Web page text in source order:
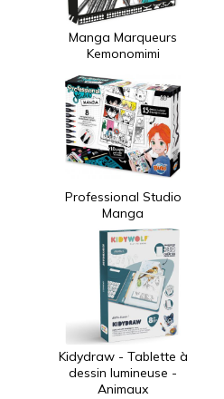
Manga Marqueurs
Kemonomimi
Professional Studio
Manga
Kidydraw - Tablette à
dessin lumineuse -
Animaux